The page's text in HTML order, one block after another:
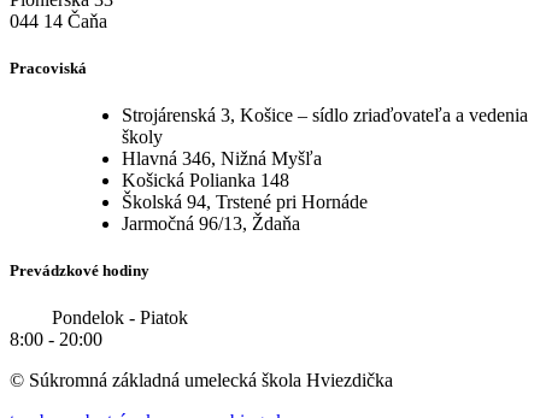
044 14 Čaňa
Pracoviská
Strojárenská 3, Košice – sídlo zriaďovateľa a vedenia
školy
Hlavná 346, Nižná Myšľa
Košická Polianka 148
Školská 94, Trstené pri Hornáde
Jarmočná 96/13, Ždaňa
Prevádzkové hodiny
Pondelok - Piatok
8:00 - 20:00
© Súkromná základná umelecká škola Hviezdička